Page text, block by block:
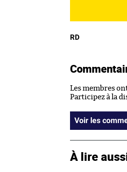
RD
Les membres
Participez à la
Voir les
À lire